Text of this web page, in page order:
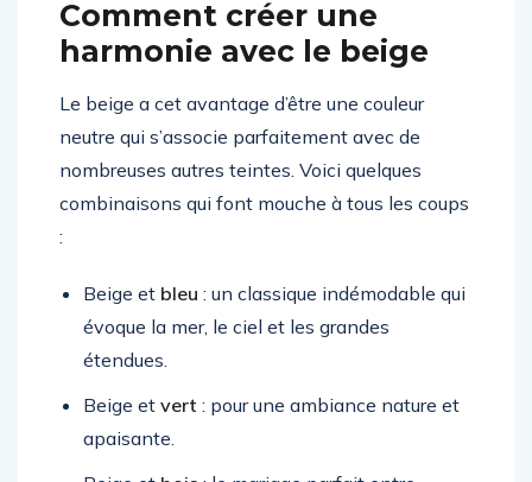
Comment créer une
harmonie avec le beige
Le beige a cet avantage d’être une couleur
neutre qui s’associe parfaitement avec de
nombreuses autres teintes. Voici quelques
combinaisons qui font mouche à tous les coups
:
Beige et bleu : un classique indémodable qui
évoque la mer, le ciel et les grandes
étendues.
Beige et vert : pour une ambiance nature et
apaisante.